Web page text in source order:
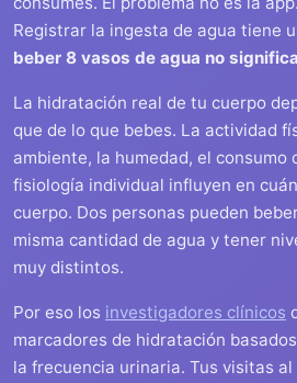
Registrar la ingesta de agua tiene
beber 8 vasos de agua no
La hidratación real de tu cuerpo
que de lo que bebes. La actividad
ambiente, la humedad, el consumo
fisiología individual influyen en
cuerpo. Dos personas pueden
misma cantidad de agua y tener
muy distintos.
Por eso los investigadores clínicos
marcadores de hidratación
la frecuencia urinaria. Tus visitas